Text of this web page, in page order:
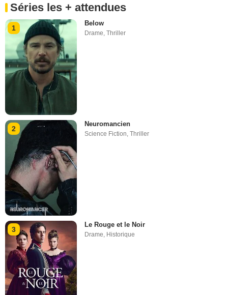
Séries les + attendues
1
Below
Drame ,Thriller
2
Neuromancien
Science Fiction,Thriller
3
Le Rouge et le Noir
Drame, Historique